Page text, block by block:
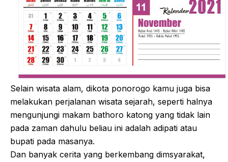
Selain wisata alam, dikota ponorogo kamu juga bisa
melakukan perjalanan wisata sejarah, seperti halnya
mengunjungi makam bathoro katong yang tidak lain
pada zaman dahulu beliau ini adalah adipati atau
bupati pada masanya.
Dan banyak cerita yang berkembang dimsyarakat,